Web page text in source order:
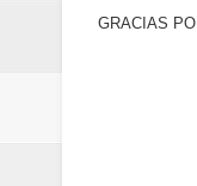
GRACIAS